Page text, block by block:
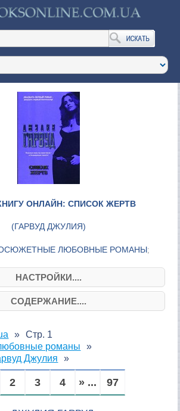
ОНЛАЙН: СПИСОК ЖЕРТВ
(ГАРВУД ДЖУЛИЯ)
ЛЮБОВНЫЕ РОМАНЫ;
НАСТРОЙКИ....
СОДЕРЖАНИЕ....
романы
Джулия
Стр. 1
2 3 4 » ... 97